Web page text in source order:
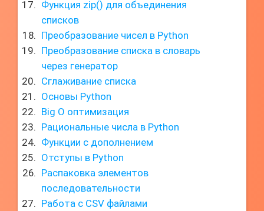
Функция zip() для объединения
списков
Преобразование чисел в Python
Преобразование списка в словарь
через генератор
Сглаживание списка
Основы Python
Big O оптимизация
Рациональные числа в Python
Функции с дополнением
Отступы в Python
Распаковка элементов
последовательности
Работа с CSV файлами